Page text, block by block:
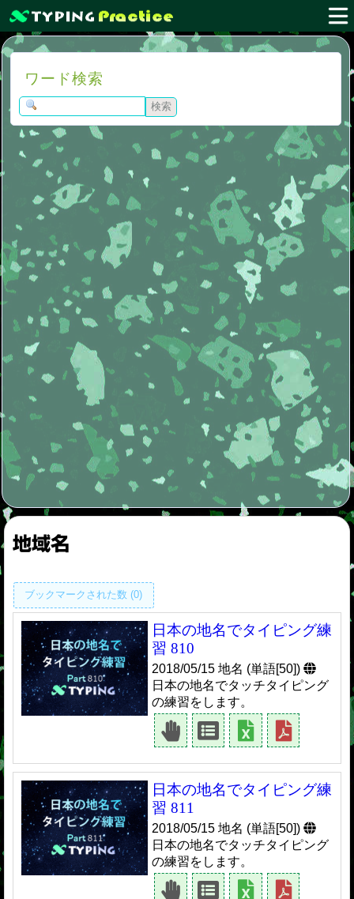
ワード検索
地域名
ブックマークされた数 (0)
日本の地名でタイピング練
習 810
2018/05/15 地名 (単語[50])
日本の地名でタッチタイピング
の練習をします。
日本の地名でタイピング練
習 811
2018/05/15 地名 (単語[50])
日本の地名でタッチタイピング
の練習をします。